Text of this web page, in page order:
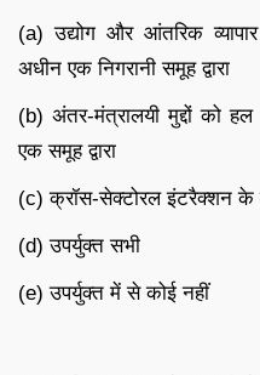
(a) उद्योग और आंतरिक
अधीन एक निगरानी समूह द्वारा
(b) अंतर-मंत्रालयी मुद्दों को
एक समूह द्वारा
(c) क्रॉस-सेक्टोरल इंटरैक्शन के
(d) उपर्युक्त सभी
(e) उपर्युक्त में से कोई नहीं